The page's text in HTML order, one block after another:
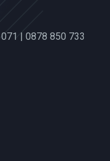
| 0878 850 733